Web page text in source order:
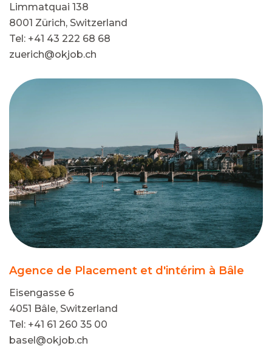
Limmatquai 138
8001 Zürich, Switzerland
Tel: +41 43 222 68 68
zuerich@okjob.ch
Agence de Placement et d'intérim à Bâle
Eisengasse 6
4051 Bâle, Switzerland
Tel: +41 61 260 35 00
basel@okjob.ch